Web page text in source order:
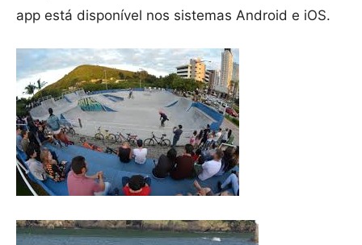
app está disponível nos sistemas Android e iOS.